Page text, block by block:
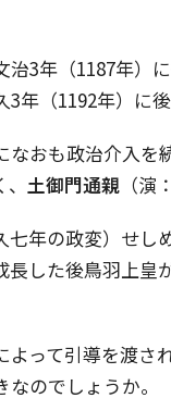
3年（1187年）
年（1192年）に
おも政治介入を
土御門通親 （演
七年の政変）せし
した後鳥羽上皇
って引導を渡さ
のでしょうか。